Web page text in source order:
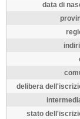
data di
delibera
stato